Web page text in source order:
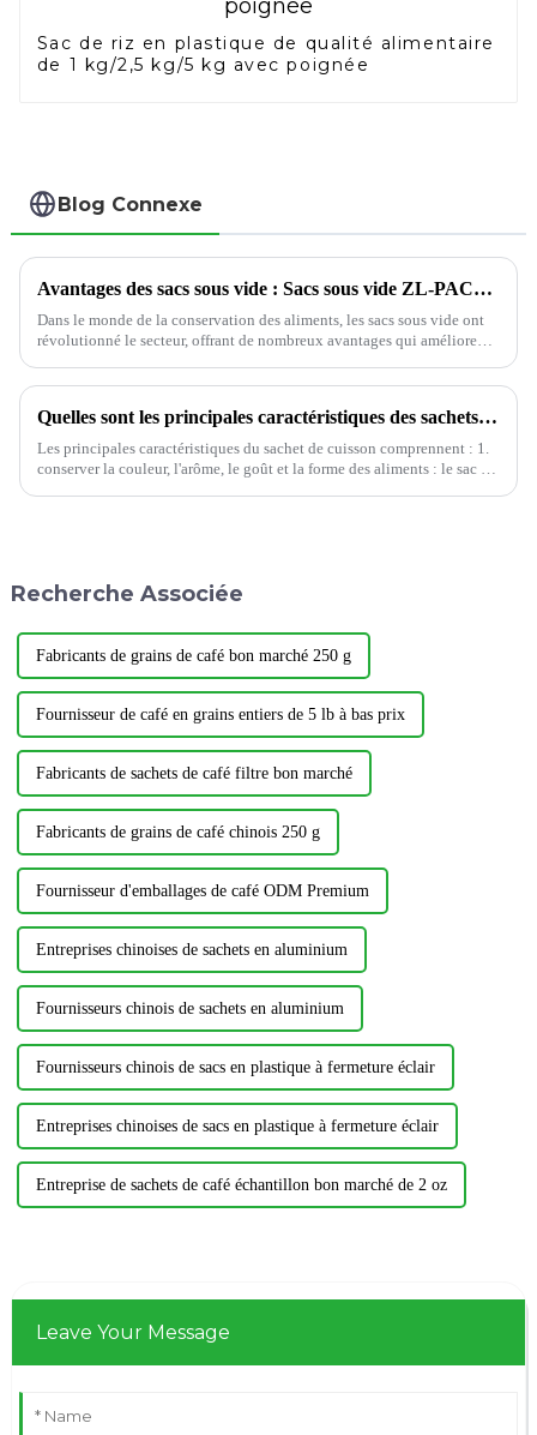
Sac de riz en plastique de qualité alimentaire
de 1 kg/2,5 kg/5 kg avec poignée
Blog Connexe
Avantages des sacs sous vide : Sacs sous vide ZL-PACK pour tous types d'aliments
Dans le monde de la conservation des aliments, les sacs sous vide ont
révolutionné le secteur, offrant de nombreux avantages qui améliorent
options disponibles…
Quelles sont les principales caractéristiques des sachets stérilisables
Les principales caractéristiques du sachet de cuisson comprennent : 1.
conserver la couleur, l'arôme, le goût et la forme des aliments : le sac de
Recherche Associée
Fabricants de grains de café bon marché 250 g
Fournisseur de café en grains entiers de 5 lb à bas prix
Fabricants de sachets de café filtre bon marché
Fabricants de grains de café chinois 250 g
Fournisseur d'emballages de café ODM Premium
Entreprises chinoises de sachets en aluminium
Fournisseurs chinois de sachets en aluminium
Fournisseurs chinois de sacs en plastique à fermeture éclair
Entreprises chinoises de sacs en plastique à fermeture éclair
Entreprise de sachets de café échantillon bon marché de 2 oz
Leave Your Message